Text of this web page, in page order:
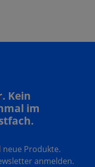
Kein
im
neue Produkte.
anmelden.